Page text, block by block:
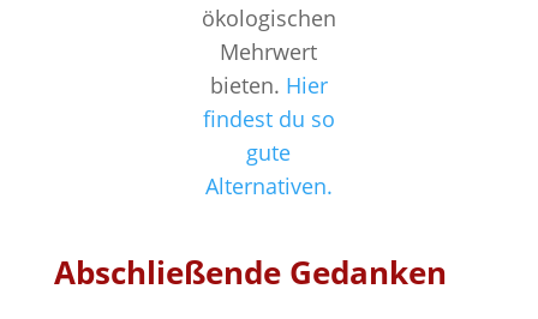
ökologischen
Mehrwert
bieten. Hier
findest du so
gute
Alternativen.
Abschließende Gedanken